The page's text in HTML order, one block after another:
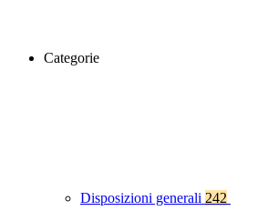
Categorie
Disposizioni generali 242